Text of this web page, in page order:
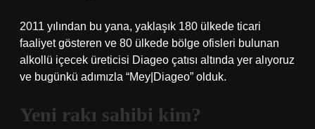
2011 yılından bu yana, yaklaşık 180 ülkede ticari
faaliyet gösteren ve 80 ülkede bölge ofisleri bulunan
alkollü içecek üreticisi Diageo çatısı altında yer alıyoruz
ve bugünkü adımızla “Mey|Diageo” olduk.
Yeni rakı sahibi kim?